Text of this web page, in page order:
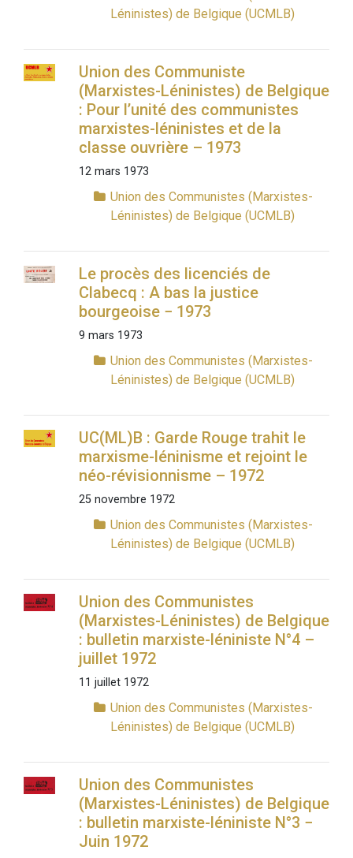
Léninistes) de Belgique (UCMLB)
Union des Communiste
(Marxistes-Léninistes) de Belgique
: Pour l’unité des communistes
marxistes-léninistes et de la
classe ouvrière – 1973
12 mars 1973
Union des Communistes (Marxistes-
Léninistes) de Belgique (UCMLB)
Le procès des licenciés de
Clabecq : A bas la justice
bourgeoise − 1973
9 mars 1973
Union des Communistes (Marxistes-
Léninistes) de Belgique (UCMLB)
UC(ML)B : Garde Rouge trahit le
marxisme-léninisme et rejoint le
néo-révisionnisme – 1972
25 novembre 1972
Union des Communistes (Marxistes-
Léninistes) de Belgique (UCMLB)
Union des Communistes
(Marxistes-Léninistes) de Belgique
: bulletin marxiste-léniniste N°4 –
juillet 1972
11 juillet 1972
Union des Communistes (Marxistes-
Léninistes) de Belgique (UCMLB)
Union des Communistes
(Marxistes-Léninistes) de Belgique
: bulletin marxiste-léniniste N°3 −
Juin 1972